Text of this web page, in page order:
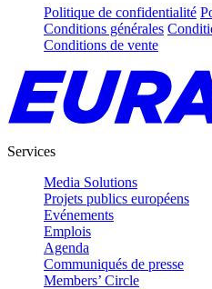
Politique de confidentialité
Conditions générales
Conditions de vente
Services
Media Solutions
Projets publics européens
Evénements
Emplois
Agenda
Communiqués de presse
Members’ Circle